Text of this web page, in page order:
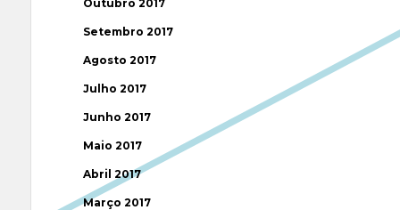
Outubro 2017
Setembro 2017
Agosto 2017
Julho 2017
Junho 2017
Maio 2017
Abril 2017
Março 2017